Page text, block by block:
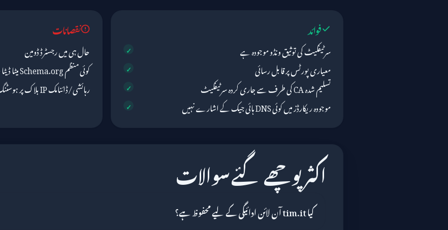
فوائد
سرٹیفکیٹ کی توثیق ونڈو موجودہ ہے
معیاری پورٹس پر قابل رسائی
تسلیم شدہ CA کی طرف سے جاری کردہ سرٹیفکیٹ
موجودہ ریکارڈز میں کوئی DNS ہائی جیک کے اشارے نہیں
نقصانات
حال ہی میں رجسٹرڈ ڈومین
کوئی منظم Schema.org میٹا ڈیٹا شائع نہیں کیا گیا
رہائشی/ڈائنامک IP بلاک پر ہوسٹنگ
اکثر پوچھے گئے سوالات
کیا tim.it آن لائن ادائیگی کے لیے محفوظ ہے؟